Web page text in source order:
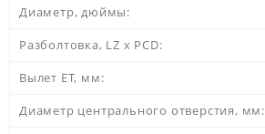
Диаметр, дюймы:
Разболтовка, LZ x PCD:
Вылет ЕТ, мм:
Диаметр центрального отверстия, мм: